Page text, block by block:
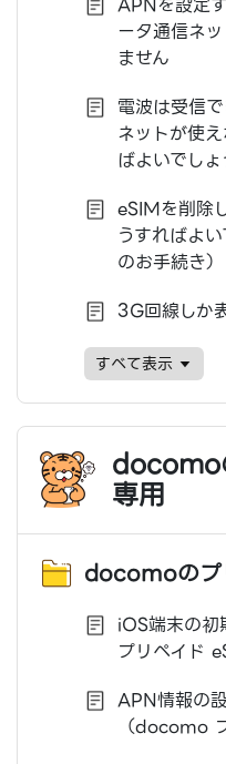
ータ通信ネ
ません
電波は受信
ネットが使
ばよいでし
eSIMを削除
うすればよ
のお手続き）
3G回線しか
すベて表示
docomo
専用
docomoのプ
iOS端末の
プリペイド
APN情報の
（docomo